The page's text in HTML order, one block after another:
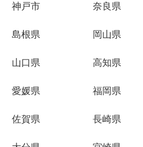
神戸市 奈良県
島根県 岡山県
山口県 高知県
愛媛県 福岡県
佐賀県 長崎県